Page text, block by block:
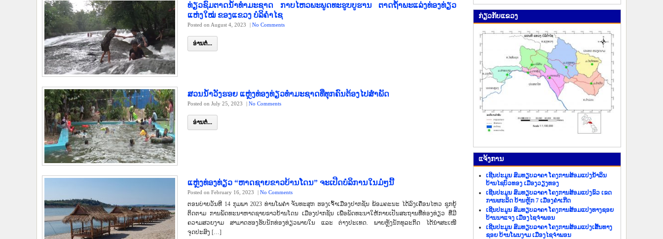
ທ່ຽວຊົມຕາດນໍ້າທຳມະຊາດ ກາບໄຫວພະພູດທະຮູບບູຮານ ຕາດຖໍ້າພະແລ່ງທ່ອງທ່ຽວ
ແຫ່ງໃໝ່ ຂອງແຂວງ ບໍລິຄຳໄຊ
Posted on August 4, 2023 | No Comments
ອ່ານຕໍ່...
ສວນນ້ຳວັງຮອຍ ແຫຼ່ງທ່ອງທ່ຽວທຳມະຊາດທີ່ທຸກຄົນຕ້ອງໄປສຳພັດ
Posted on July 25, 2023 | No Comments
ອ່ານຕໍ່...
ແຫຼ່ງທ່ອງທ່ຽວ “ຫາດຊາຍຂາວບ້ານໂດນ” ຈະເປີດບໍລິການໃນມໍ່ໆນີ້
Posted on February 16, 2023 | No Comments
ຕອນບ່າຍວັນທີ 14 ກຸມພາ 2023 ທ່ານໂພຄໍາ ຈັນທະສຸກ ຮອງເຈົ້າເມືອງປາກຊັນ ພ້ອມຄະນະ ໄດ້ລົງເຄື່ອນໄຫວ ຊຸກຍູ້
ຕິດຕາມ ການພັດທະນາຫາດຊາຍຂາວບ້ານໂດນ ເມືອງປາກຊັນ ເພື່ອພັດທະນາໃຫ້ກາຍເປັນສະຖານທີ່ທ່ອງທ່ຽວ ທີ່ມີ
ຄວາມສວຍງາມ ສາມາດຮອງຮັບນັກທ່ອງທ່ຽວພາຍໃນ ແລະ ຕ່າງປະເທດ. ພາຍຫຼັງນັກທຸລະກິດ ໄດ້ນຳສະເໜີ
ຈຸດປະສົງ […]
ກ່ຽວ​ກັບ​ແຂວງ
ແຈ້ງ​ການ
ເຊີນປະມູນ ສົມທຽບລາຄາ ໂຄງການສ້ອມແປງນ້ຳລິນ
ບ້ານໄຊບົວທອງ ເມືອງວຽງທອງ
ເຊີນປະມູນ ສົມທຽບລາຄາ ໂຄງການສ້ອມແປງຂົວ ເຂດ
ການຜະລິດ ບ້ານຫຼັກ 7 ເມືອງຄຳເກີດ
ເຊີນປະມູນ ສົມທຽບລາຄາ ໂຄງການສ້ອມແປງທາງຊອຍ
ບ້ານນາແຈງ ເມືອງໄຊຈຳພອນ
ເຊີນປະມູນ ສົມທຽບລາຄາ ໂຄງການສ້ອມແປງເສັ້ນທາງ
ຊອຍ ບ້ານໂພນງາມ ເມືອງໄຊຈຳພອນ